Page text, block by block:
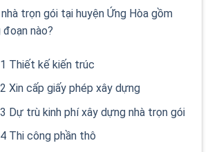
trọn gói tại huyện Ứng Hòa gồm
nào?
Thiết kế kiến trúc
Xin cấp giấy phép xây dựng
Dự trù kinh phí xây dựng nhà trọn gói
Thi công phần thô